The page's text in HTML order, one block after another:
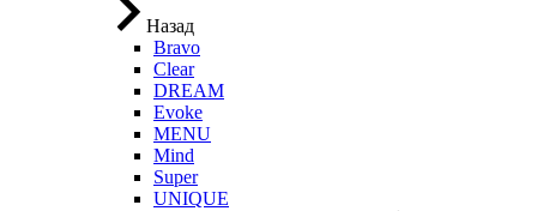
Назад
Bravo
Clear
DREAM
Evoke
MENU
Mind
Super
UNIQUE